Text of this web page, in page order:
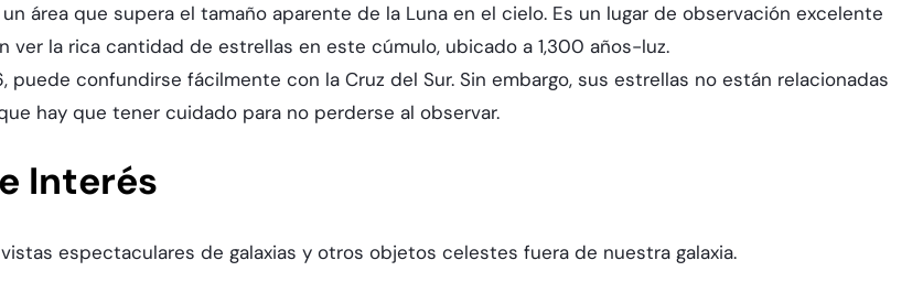
área que supera el tamaño aparente de la Luna en el cielo. Es un lugar de observación excelente
la rica cantidad de estrellas en este cúmulo, ubicado a 1,300 años-luz.
puede confundirse fácilmente con la Cruz del Sur. Sin embargo, sus estrellas no están relacionadas
hay que tener cuidado para no perderse al observar.
Interés
espectaculares de galaxias y otros objetos celestes fuera de nuestra galaxia.